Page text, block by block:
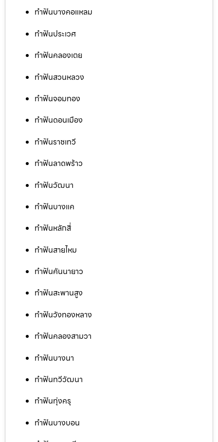
ทำฟันบางคอแหลม
ทำฟันประเวศ
ทำฟันคลองเตย
ทำฟันสวนหลวง
ทำฟันจอมทอง
ทำฟันดอนเมือง
ทำฟันราชเทวี
ทำฟันลาดพร้าว
ทำฟันวัฒนา
ทำฟันบางแค
ทำฟันหลักสี่
ทำฟันสายไหม
ทำฟันคันนายาว
ทำฟันสะพานสูง
ทำฟันวังทองหลาง
ทำฟันคลองสามวา
ทำฟันบางนา
ทำฟันทวีวัฒนา
ทำฟันทุ่งครุ
ทำฟันบางบอน